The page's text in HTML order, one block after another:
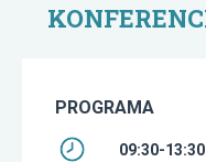
PROGRAMA
09:30-13:30